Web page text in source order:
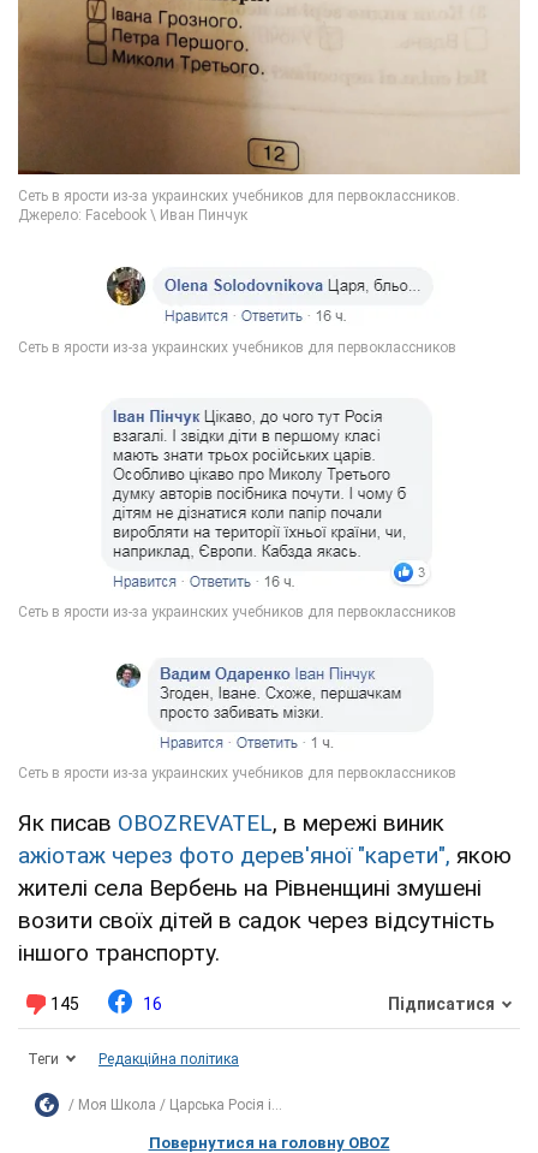
Як писав OBOZREVATEL, в мережі виник
ажіотаж через фото дерев'яної "карети", якою
жителі села Вербень на Рівненщині змушені
возити своїх дітей в садок через відсутність
іншого транспорту.
145 16 Підписатися
Теги Редакційна політика
Моя Школа Царська Росія і...
Повернутися на головну OBOZ